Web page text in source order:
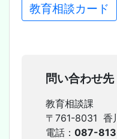
教育相談カード
問い合わせ先
教育相談課
〒761-8031 香
電話： 087-